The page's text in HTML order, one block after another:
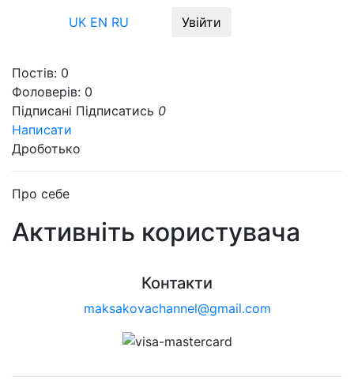
UK EN RU Увійти
Постів: 0
Фоловерів: 0
Підписані Підписатись 0
Написати
Дроботько
Про себе
Активніть користувача
Контакти
maksakovachannel@gmail.com